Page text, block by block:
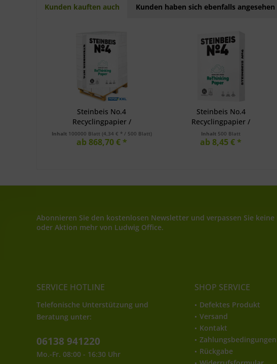
Kunden kauften auch Kunden haben sich ebenfalls angesehen
Steinbeis No.4
Recyclingpapier /
Kopierpapier,...
Inhalt 100000 Blatt (4,34 € * / 500 Blatt)
ab 868,70 € *
Steinbeis No.4
Recyclingpapier /
Kopierpapier,...
Inhalt 500 Blatt
ab 8,45 € *
Abonnieren Sie den kostenlosen Newsletter und verpassen Sie
oder Aktion mehr von Ludwig Office.
SERVICE HOTLINE
Telefonische Unterstützung und
Beratung unter:
06138 941220
Mo.-Fr. 08:00 - 16:30 Uhr
SHOP SERVICE
Defektes Produkt
Versand
Kontakt
Zahlungsbedingungen
Rückgabe